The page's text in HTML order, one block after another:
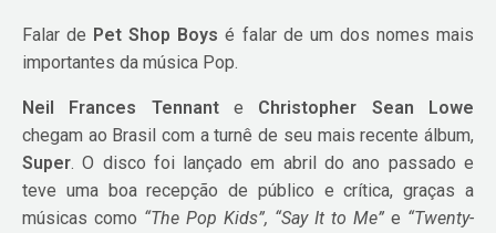
Falar de Pet Shop Boys é falar de um dos nomes mais
importantes da música Pop.
Neil Frances Tennante Christopher Sean Lowe
chegam ao Brasil com a turnê de seu mais recente álbum,
Super. O disco foi lançado em abril do ano passado e
teve uma boa recepção de público e crítica, graças a
músicas como “The Pop Kids”, “Say It to Me”e “Twenty-